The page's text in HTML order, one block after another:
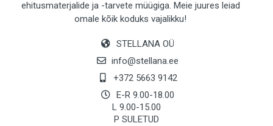
ehitusmaterjalide ja -tarvete müügiga. Meie juures leiad
omale kõik koduks vajalikku!
STELLANA OÜ
info@stellana.ee
+372 5663 9142
E-R 9.00-18.00
L 9.00-15.00
P SULETUD